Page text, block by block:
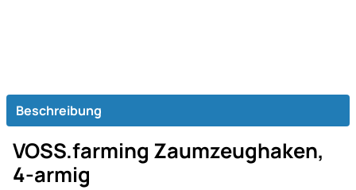
Beschreibung
VOSS.farming Zaumzeughaken,
4-armig